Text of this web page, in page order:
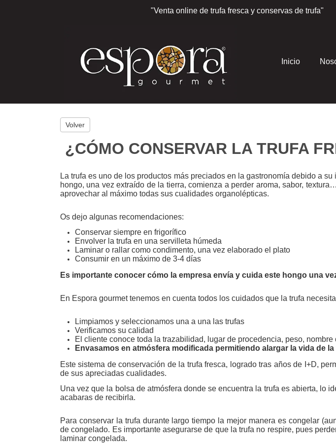
"Venta online de trufa fresca y conservas de trufa"
Inicio
Volver
¿CÓMO CONSERVAR LA TRUFA
La trufa es uno de los productos más preciados en la gastronomía debido a
hongo, una vez extraído de la tierra, comienza a perder aroma, sabor,
aprovechar al máximo todas sus cualidades organolépticas.
Os dejo algunas recomendaciones:
Conservar siempre en frigorífico
Envolver la trufa en una servilleta húmeda
Laminar o rallar como condimento, una vez elaborado el plato
Consumir en un máximo de 3-4 días
Es importante conocer cómo la empresa envía y cuida este hongo una
En Espora gourmet tenemos en cuenta todos los cuidados que la trufa
Limpiamos y seleccionamos una a una las trufas
Verificamos su calidad
El cliente conoce toda la trazabilidad, lugar de procedencia, peso,
Envasamos en atmósfera modificada permitiendo alargar la vida de la
Este sistema de conservación de la trufa fresca, logrado tras años de I+D,
de sus apreciadas cualidades.
Una vez que la bolsa de atmósfera donde se encuentra la trufa es abierta, lo
acabaras de recibirla.
Para conservar la trufa durante largo tiempo la mejor manera es congelar
de congelado. Es importante asegurarse de que la trufa no respire, pues
laminar congelada.